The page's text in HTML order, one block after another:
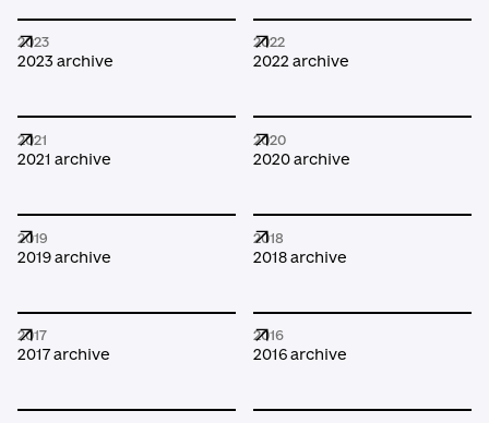
2023
2023 archive
2022
2022 archive
2021
2021 archive
2020
2020 archive
2019
2019 archive
2018
2018 archive
2017
2017 archive
2016
2016 archive